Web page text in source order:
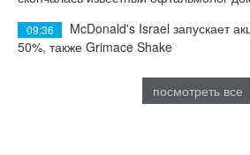
09:36
McDonald's Israel запускает
50%, также Grimace Shake
посмотреть все